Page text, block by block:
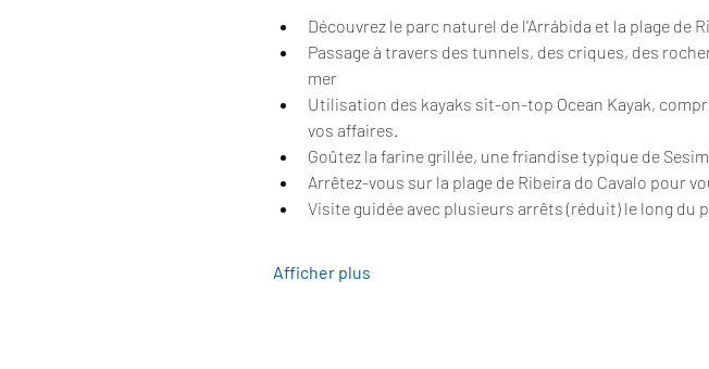
Découvrez le parc naturel de l'Arrábida et la plage de
Passage à travers des tunnels, des criques, des
mer
Utilisation des kayaks sit-on-top Ocean Kayak,
vos affaires.
Goûtez la farine grillée, une friandise typique de
Arrêtez-vous sur la plage de Ribeira do Cavalo pour
Visite guidée avec plusieurs arrêts (réduit) le long du
Afficher plus